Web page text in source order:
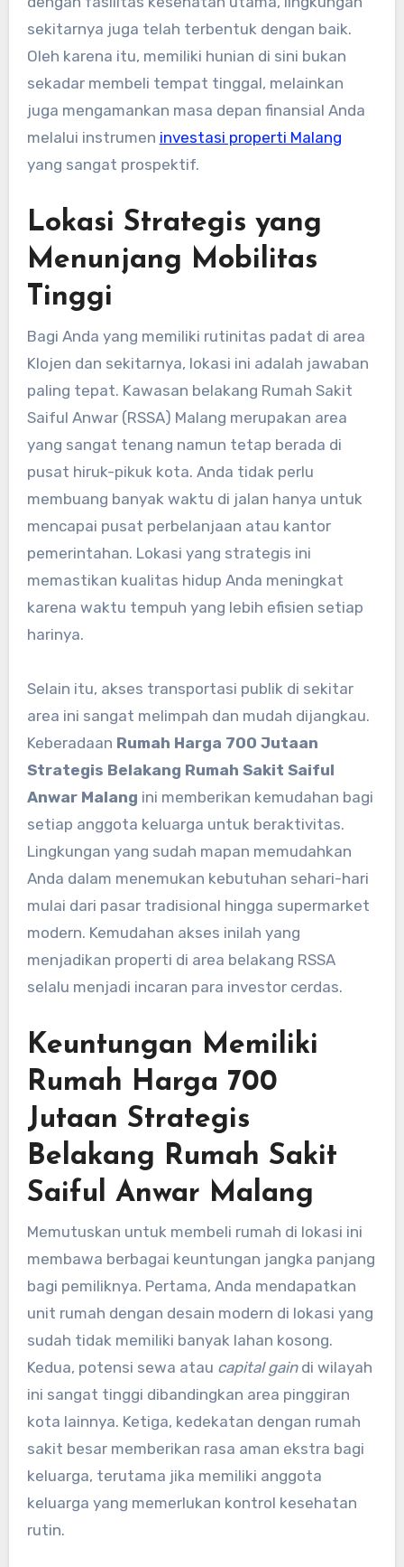
sekitarnya juga telah terbentuk dengan baik.
Oleh karena itu, memiliki hunian di sini bukan
sekadar membeli tempat tinggal, melainkan
juga mengamankan masa depan finansial Anda
melalui instrumen investasi properti Malang
yang sangat prospektif.
Lokasi Strategis yang
Menunjang Mobilitas
Tinggi
Bagi Anda yang memiliki rutinitas padat di area
Klojen dan sekitarnya, lokasi ini adalah jawaban
paling tepat. Kawasan belakang Rumah Sakit
Saiful Anwar (RSSA) Malang merupakan area
yang sangat tenang namun tetap berada di
pusat hiruk-pikuk kota. Anda tidak perlu
membuang banyak waktu di jalan hanya untuk
mencapai pusat perbelanjaan atau kantor
pemerintahan. Lokasi yang strategis ini
memastikan kualitas hidup Anda meningkat
karena waktu tempuh yang lebih efisien setiap
harinya.
Selain itu, akses transportasi publik di sekitar
area ini sangat melimpah dan mudah dijangkau.
Keberadaan Rumah Harga 700 Jutaan
Strategis Belakang Rumah Sakit Saiful
Anwar Malang ini memberikan kemudahan bagi
setiap anggota keluarga untuk beraktivitas.
Lingkungan yang sudah mapan memudahkan
Anda dalam menemukan kebutuhan sehari-hari
mulai dari pasar tradisional hingga supermarket
modern. Kemudahan akses inilah yang
menjadikan properti di area belakang RSSA
selalu menjadi incaran para investor cerdas.
Keuntungan Memiliki
Rumah Harga 700
Jutaan Strategis
Belakang Rumah Sakit
Saiful Anwar Malang
Memutuskan untuk membeli rumah di lokasi ini
membawa berbagai keuntungan jangka panjang
bagi pemiliknya. Pertama, Anda mendapatkan
unit rumah dengan desain modern di lokasi yang
sudah tidak memiliki banyak lahan kosong.
Kedua, potensi sewa atau capital gaindi wilayah
ini sangat tinggi dibandingkan area pinggiran
kota lainnya. Ketiga, kedekatan dengan rumah
sakit besar memberikan rasa aman ekstra bagi
keluarga, terutama jika memiliki anggota
keluarga yang memerlukan kontrol kesehatan
rutin.